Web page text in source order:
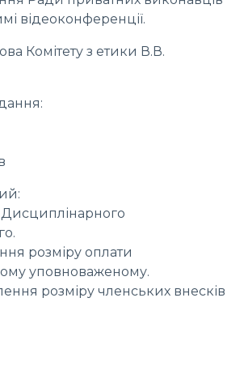
відеоконференції.
Комітету з етики В.В.
розміру оплати
уповноваженому.
розміру членських внесків